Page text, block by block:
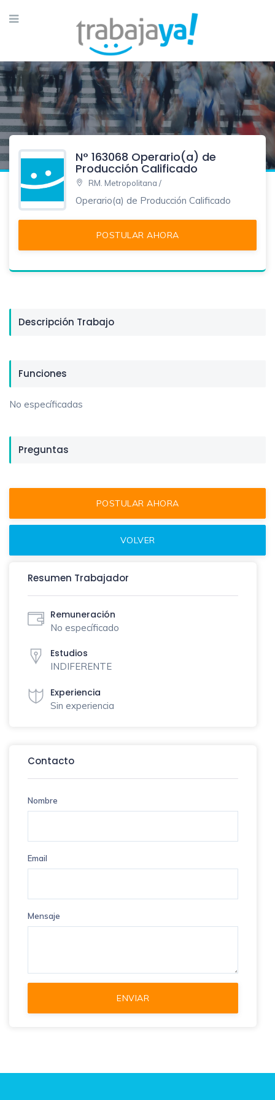
N° 163068 Operario(a) de
Producción Calificado
RM. Metropolitana /
Operario(a) de Producción Calificado
Descripción Trabajo
Funciones
No específicadas
Preguntas
Resumen Trabajador
Remuneración
No específicado
Estudios
INDIFERENTE
Experiencia
Sin experiencia
Contacto
Nombre
Email
Mensaje